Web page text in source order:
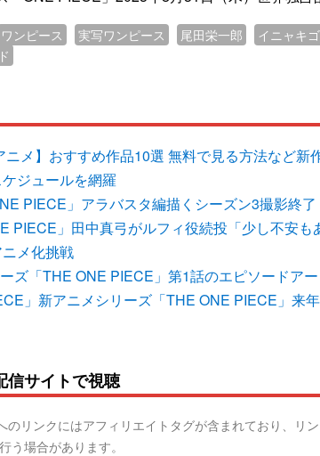
ワンピース 実写ワンピース 尾田栄一郎
イニャキ
ニメ】おすすめ作品10選 無料で見る方法など新
ジュールを網羅
PIECE」アラバスタ編描くシーズン3撮影終了
PIECE」田中真弓がルフィ役続投「少し不安
メ化挑戦
ズ「THE ONE PIECE」第1話のエピソードア
」新アニメシリーズ「THE ONE PIECE」来
信サイトで視聴
のリンクにはアフィリエイトタグが含まれており、リ
う場合があります。